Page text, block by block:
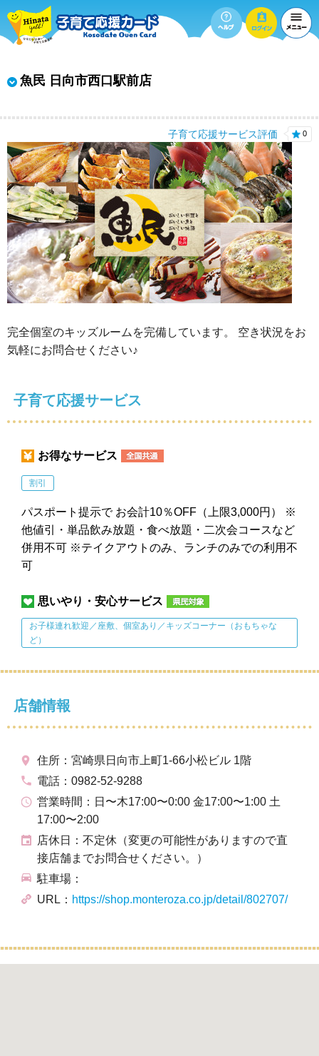
魚民 日向市西口駅前店
子育て応援サービス評価 0
完全個室のキッズルームを完備しています。 空き状況をお
気軽にお問合せください♪
子育て応援サービス
お得なサービス
割引
パスポート提示で お会計10％OFF（上限3,000円） ※
他値引・単品飲み放題・食べ放題・二次会コースなど
併用不可 ※テイクアウトのみ、ランチのみでの利用不
可
思いやり・安心サービス
お子様連れ歓迎／座敷、個室あり／キッズコーナー（おもちゃな
ど）
店舗情報
住所：宮崎県日向市上町1-66小松ビル 1階
電話：0982-52-9288
営業時間：日〜木17:00〜0:00 金17:00〜1:00 土
17:00〜2:00
店休日：不定休（変更の可能性がありますので直
接店舗までお問合せください。）
駐車場：
URL： https://shop.monteroza.co.jp/detail/802707/